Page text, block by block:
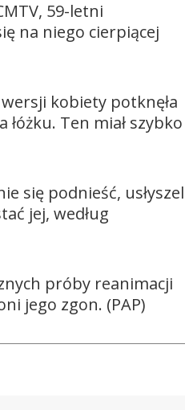
59-letni
na niego cierpiącej
kobiety potknęła
łóżku. Ten miał szybko
się podnieść,
jej, według
próby reanimacji
jego zgon. (PAP)